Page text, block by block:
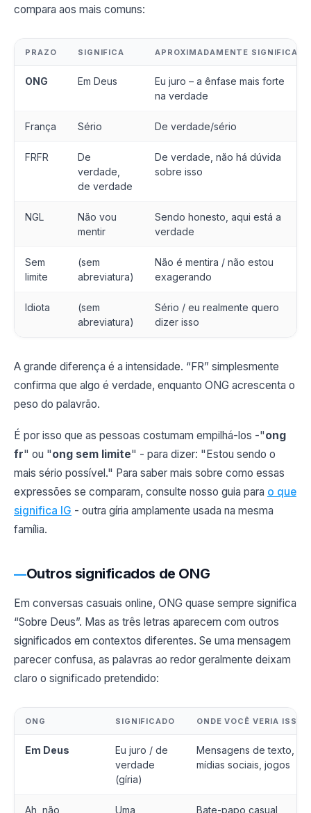
compara aos mais comuns:
PRAZO SIGNIFICA APROXIMADAMENTE SIGNIFICA
ONG Em Deus
Eu juro – a ênfase mais forte
na verdade
França Sério De verdade/sério
FRFR
De
verdade,
de verdade
De verdade, não há dúvida
sobre isso
NGL
Não vou
mentir
Sendo honesto, aqui está a
verdade
Sem
limite
(sem
abreviatura)
Não é mentira / não estou
exagerando
Idiota
(sem
abreviatura)
Sério / eu realmente quero
dizer isso
A grande diferença é a intensidade. “FR” simplesmente
confirma que algo é verdade, enquanto ONG acrescenta o
peso do palavrão.
É por isso que as pessoas costumam empilhá-los -"ong
fr" ou "ong sem limite" - para dizer: "Estou sendo o
mais sério possível." Para saber mais sobre como essas
expressões se comparam, consulte nosso guia para o que
significa IG - outra gíria amplamente usada na mesma
família.
Outros significados de ONG
Em conversas casuais online, ONG quase sempre significa
“Sobre Deus”. Mas as três letras aparecem com outros
significados em contextos diferentes. Se uma mensagem
parecer confusa, as palavras ao redor geralmente deixam
claro o significado pretendido:
ONG SIGNIFICADO ONDE VOCÊ VERIA ISSO
Em Deus
Eu juro / de
verdade
(gíria)
Mensagens de texto,
mídias sociais, jogos
Ah, não, Uma Bate-papo casual